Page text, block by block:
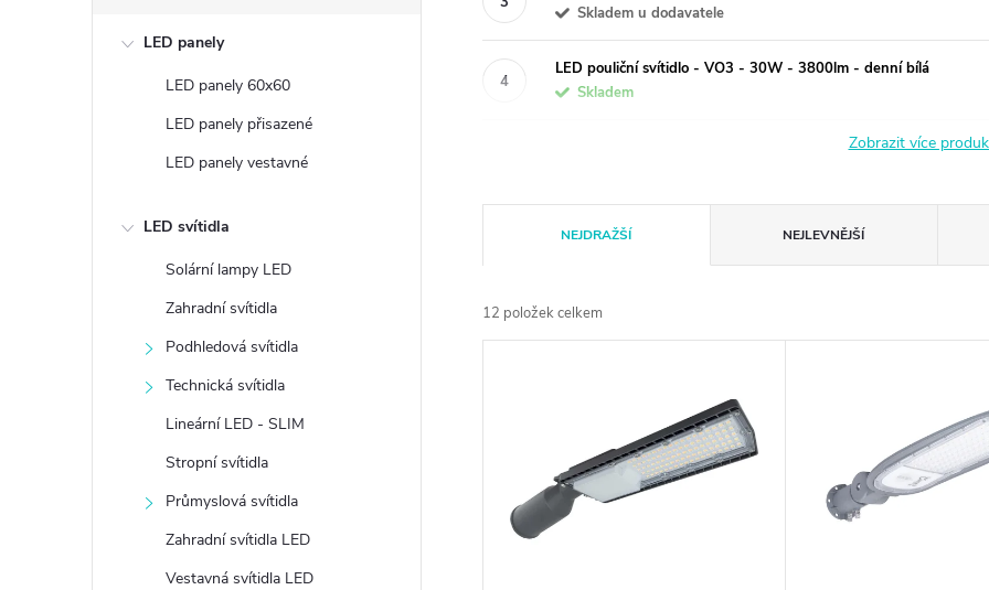
LED panely
LED panely 60x60
LED panely přisazené
LED panely vestavné
LED svítidla
Solární lampy LED
Zahradní svítidla
Podhledová svítidla
Technická svítidla
Lineární LED - SLIM
Stropní svítidla
Průmyslová svítidla
Zahradní svítidla LED
Vestavná svítidla LED
Skladem u dodavatele
LED pouliční svítidlo - VO3 - 30W - 3800lm - denní bílá
Skladem
Zobrazit více
a
z
NEJDRAŽŠÍ NEJLEVNĚJŠÍ
12 položek celkem